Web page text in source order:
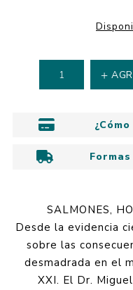
SALMONES,
Desde la evidencia
sobre las
desmadrada en el
XXI. El Dr.